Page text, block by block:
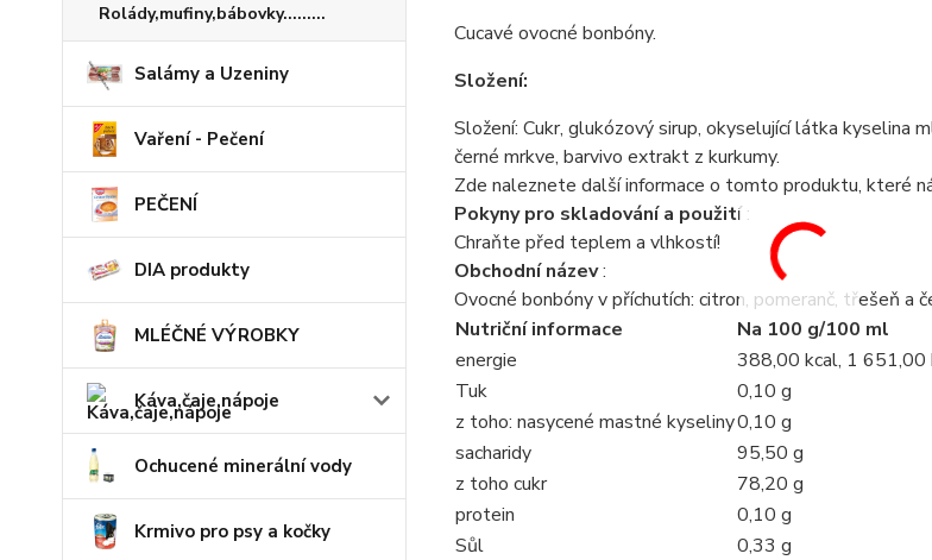
Rolády,mufiny,bábovky.........
Salámy a Uzeniny
Vaření - Pečení
PEČENÍ
DIA produkty
MLÉČNÉ VÝROBKY
Káva,čaje,nápoje
Ochucené minerální vody
Krmivo pro psy a kočky
Cucavé ovocné bonbóny.
Složení:
Složení: Cukr, glukózový sirup, okyselující látka
černé mrkve, barvivo extrakt z kurkumy.
Zde naleznete další informace o tomto produktu, které
Pokyny pro skladování a použití:
Chraňte před teplem a vlhkostí!
Obchodní název:
Ovocné bonbóny v příchutích: citron, pomeranč, třešeň a
Nutriční informace
Na 100 g/100 ml
energie
388,00 kcal, 1 651,00
Tuk
0,10 g
z toho: nasycené mastné kyseliny0,10 g
sacharidy
95,50 g
z toho cukr
78,20 g
protein
0,10 g
Sůl
0,33 g